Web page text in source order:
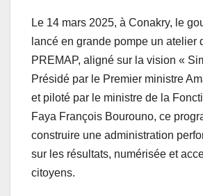
Le 14 mars 2025, à Conakry, le
lancé en grande pompe un atelier
PREMAP, aligné sur la vision «
Présidé par le Premier ministre
et piloté par le ministre de la
Faya François Bourouno, ce
construire une administration
sur les résultats, numérisée et
citoyens.